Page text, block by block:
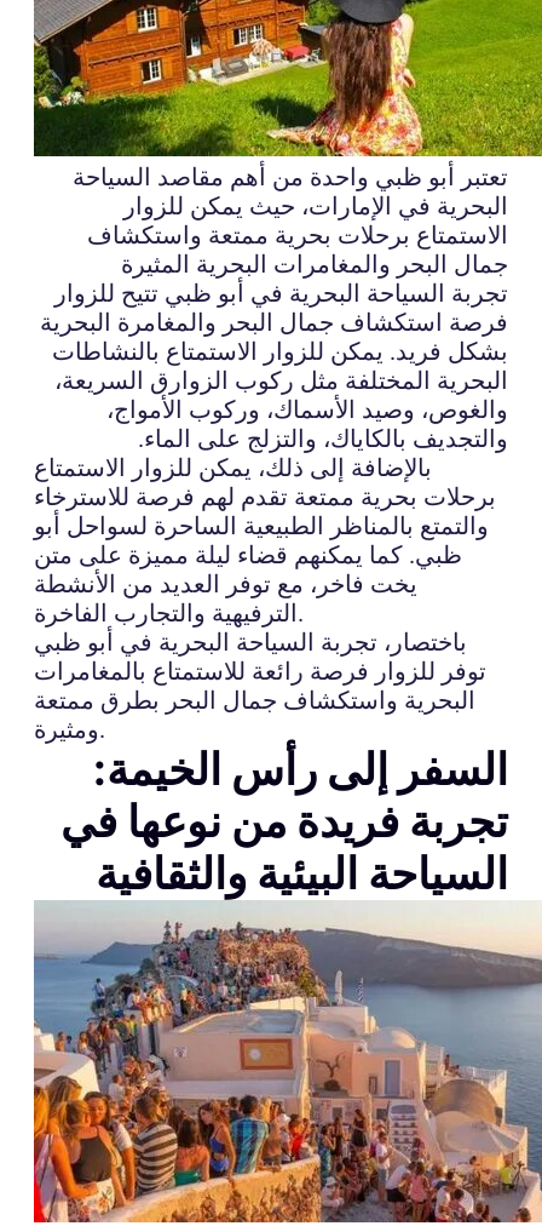
تعتبر أبو ظبي واحدة من أهم مقاصد السياحة
البحرية في الإمارات، حيث يمكن للزوار
الاستمتاع برحلات بحرية ممتعة واستكشاف
جمال البحر والمغامرات البحرية المثيرة
تجربة السياحة البحرية في أبو ظبي تتيح للزوار
فرصة استكشاف جمال البحر والمغامرة البحرية
بشكل فريد. يمكن للزوار الاستمتاع بالنشاطات
البحرية المختلفة مثل ركوب الزوارق السريعة،
والغوص، وصيد الأسماك، وركوب الأمواج،
والتجديف بالكاياك، والتزلج على الماء.
بالإضافة إلى ذلك، يمكن للزوار الاستمتاع
برحلات بحرية ممتعة تقدم لهم فرصة للاسترخاء
والتمتع بالمناظر الطبيعية الساحرة لسواحل أبو
ظبي. كما يمكنهم قضاء ليلة مميزة على متن
يخت فاخر، مع توفر العديد من الأنشطة
الترفيهية والتجارب الفاخرة.
باختصار، تجربة السياحة البحرية في أبو ظبي
توفر للزوار فرصة رائعة للاستمتاع بالمغامرات
البحرية واستكشاف جمال البحر بطرق ممتعة
ومثيرة.
السفر إلى رأس الخيمة:
تجربة فريدة من نوعها في
السياحة البيئية والثقافية